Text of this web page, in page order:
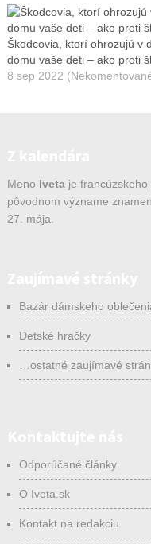
Škodcovia, ktorí ohrozujú v
domu vaše deti – ako proti
8 sep 2022
Meno Ivetaje francúzskeho
pôvodnom význame
27. mája.
Bazár dámskeho
Detské hračky
…ostatné zaujímavé
Odporúčané články
O Iveta.sk
Kontakt na redakciu